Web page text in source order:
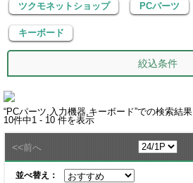
ツクモネットショップ PCパーツ
キーボード
絞込条件
“PCパーツ,入力機器,キーボード”での検索結果
10件中1 - 10 件を表示
<<前へ
並べ替え：